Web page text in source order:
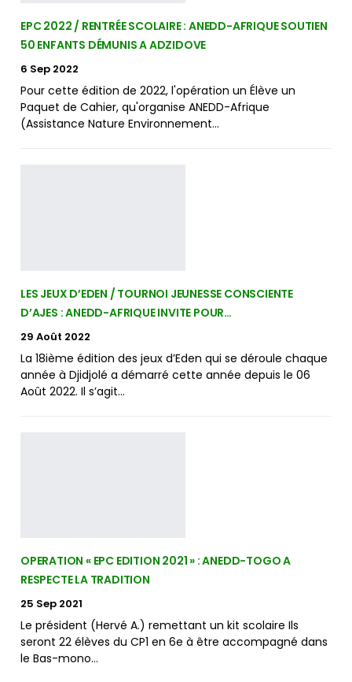
EPC 2022 / RENTRÉE SCOLAIRE : ANEDD-AFRIQUE SOUTIEN
50 ENFANTS DÉMUNIS A ADZIDOVE
6 Sep 2022
Pour cette édition de 2022, l'opération un Élève un
Paquet de Cahier, qu'organise ANEDD-Afrique
(Assistance Nature Environnement…
LES JEUX D’EDEN / TOURNOI JEUNESSE CONSCIENTE
D’AJES : ANEDD-AFRIQUE INVITE POUR…
29 Août 2022
La 18ième édition des jeux d’Eden qui se déroule chaque
année à Djidjolé a démarré cette année depuis le 06
Août 2022. Il s’agit…
OPERATION « EPC EDITION 2021 » : ANEDD-TOGO A
RESPECTE LA TRADITION
25 Sep 2021
Le président (Hervé A.) remettant un kit scolaire Ils
seront 22 élèves du CP1 en 6e à être accompagné dans
le Bas-mono…